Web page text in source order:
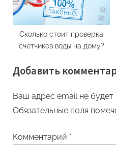
Сколько стоит проверка
счетчиков воды на дому?
Добавить
Ваш адрес email не будет
Обязательные поля
Комментарий *